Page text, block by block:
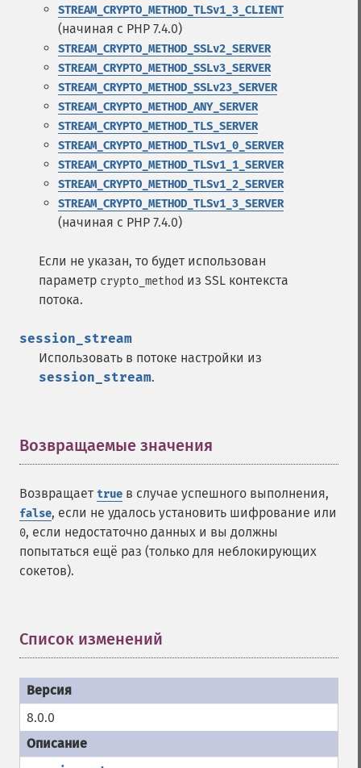
STREAM_CRYPTO_METHOD_TLSv1_3_CLIENT
(начиная с PHP 7.4.0)
STREAM_CRYPTO_METHOD_SSLv2_SERVER
STREAM_CRYPTO_METHOD_SSLv3_SERVER
STREAM_CRYPTO_METHOD_SSLv23_SERVER
STREAM_CRYPTO_METHOD_ANY_SERVER
STREAM_CRYPTO_METHOD_TLS_SERVER
STREAM_CRYPTO_METHOD_TLSv1_0_SERVER
STREAM_CRYPTO_METHOD_TLSv1_1_SERVER
STREAM_CRYPTO_METHOD_TLSv1_2_SERVER
STREAM_CRYPTO_METHOD_TLSv1_3_SERVER
(начиная с PHP 7.4.0)
Если не указан, то будет использован
параметр crypto_method из SSL контекста
потока.
session_stream
Использовать в потоке настройки из
session_stream.
Возвращаемые значения
Возвращает true в случае успешного выполнения,
false, если не удалось установить шифрование или
0, если недостаточно данных и вы должны
попытаться ещё раз (только для неблокирующих
сокетов).
Список изменений
8.0.0